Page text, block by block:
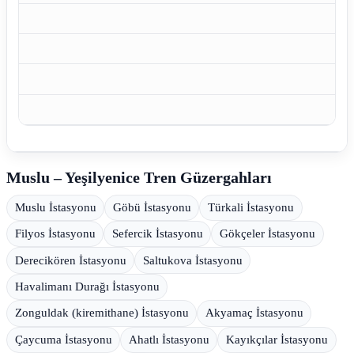
Muslu – Yeşilyenice Tren Güzergahları
Muslu İstasyonu Göbü İstasyonu Türkali İstasyonu
Filyos İstasyonu Sefercik İstasyonu Gökçeler İstasyonu
Derecikören İstasyonu Saltukova İstasyonu
Havalimanı Durağı İstasyonu
Zonguldak (kiremithane) İstasyonu Akyamaç İstasyonu
Çaycuma İstasyonu Ahatlı İstasyonu Kayıkçılar İstasyonu